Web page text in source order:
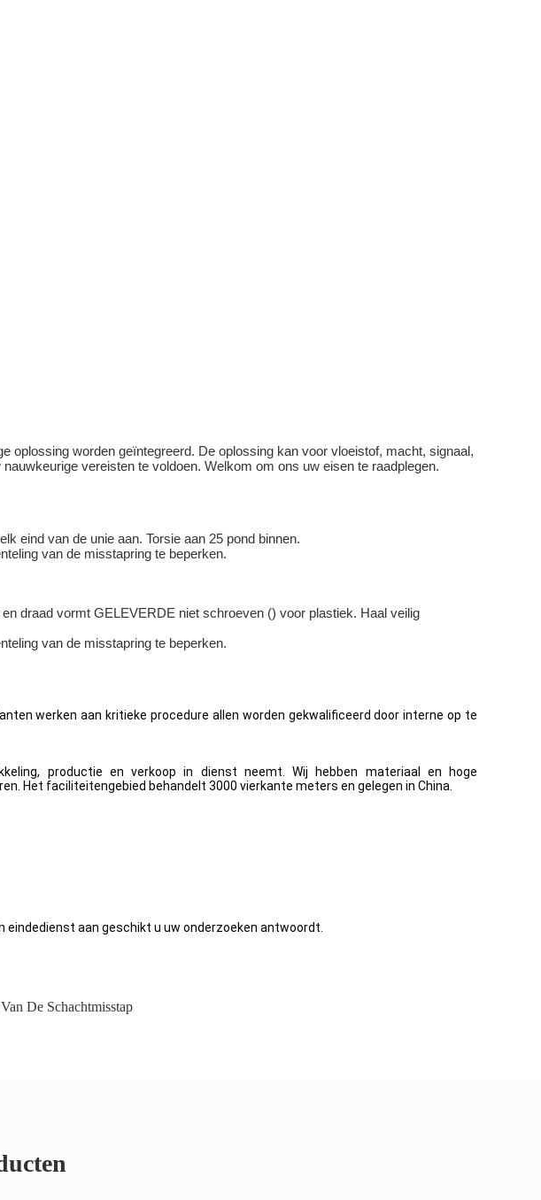
oplossing worden geïntegreerd. De oplossing kan voor vloeistof, macht, signaal,
vereisten te voldoen. Welkom om ons uw eisen te raadplegen.
eind van de unie aan. Torsie aan 25 pond binnen.
van de misstapring te beperken.
draad vormt GELEVERDE niet schroeven () voor plastiek. Haal veilig
van de misstapring te beperken.
werken aan kritieke procedure allen worden gekwalificeerd door interne op te
productie en verkoop in dienst neemt. Wij hebben materiaal en hoge
Het faciliteitengebied behandelt 3000 vierkante meters en gelegen in China.
eindedienst aan geschikt u uw onderzoeken antwoordt.
De Schachtmisstap